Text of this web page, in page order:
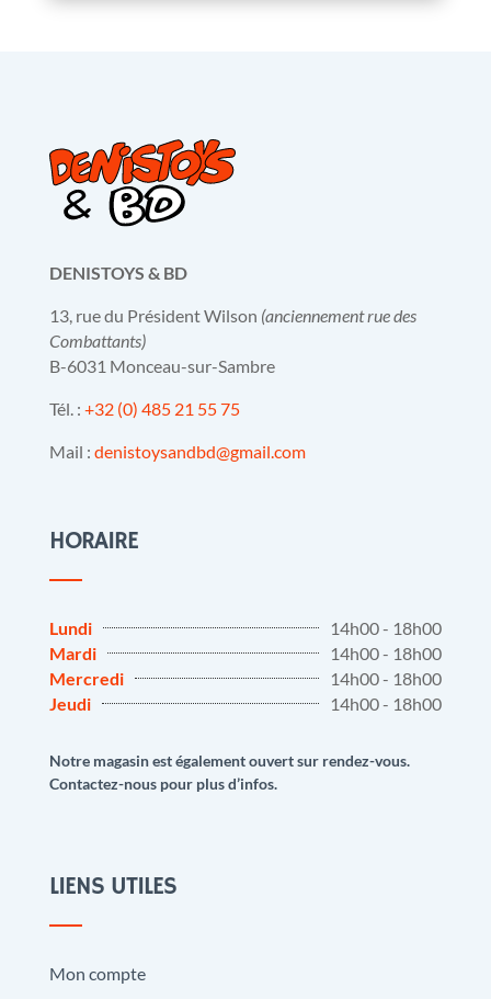
DENISTOYS & BD
13, rue du Président Wilson (anciennement rue des
Combattants)
B-6031 Monceau-sur-Sambre
Tél. : +32 (0) 485 21 55 75
Mail : denistoysandbd@gmail.com
HORAIRE
Lundi
14h00 - 18h00
Mardi
14h00 - 18h00
Mercredi
14h00 - 18h00
Jeudi
14h00 - 18h00
Notre magasin est également ouvert sur rendez-vous.
Contactez-nous pour plus d’infos.
LIENS UTILES
Mon compte